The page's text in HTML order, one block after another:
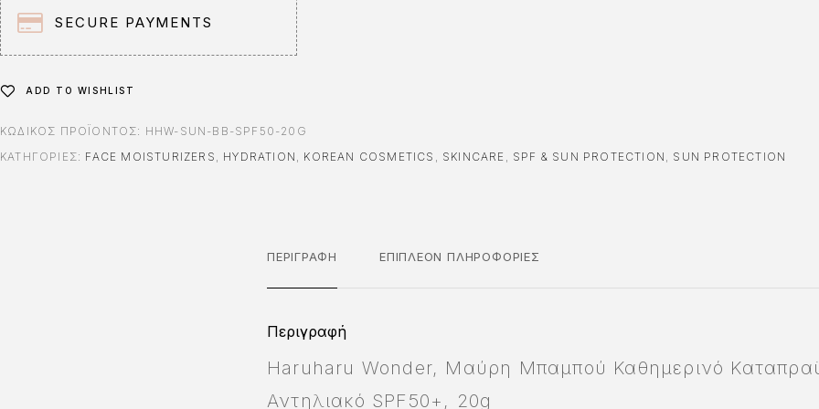
v
:
SECURE PAYMENTS
ADD TO WISHLIST
ΚΩΔΙΚΌΣ ΠΡΟΪΌΝΤΟΣ: HHW-SUN-BB-SPF50-20G
ΚΑΤΗΓΟΡΊΕΣ: FACE MOISTURIZERS HYDRATION KOREAN COSMETICS SKINCARE SPF & SUN PROTECTION SUN PROTECTION
ΠΕΡΙΓΡΑΦΉ ΕΠΙΠΛΈΟΝ ΠΛΗΡΟΦΟΡΊΕΣ
Περιγραφή
Haruharu Wonder, Μαύρη Μπαμπού Καθημερινό
Αντηλιακό SPF50+, 20g